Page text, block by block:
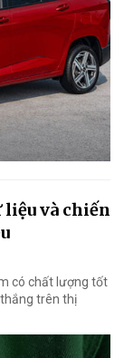
và chiến
có chất lượng tốt
thắng trên thị